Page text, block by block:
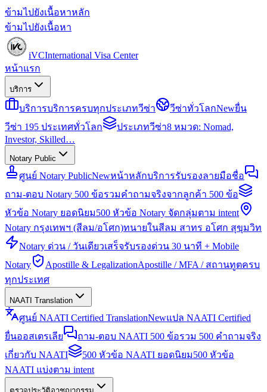
ข้ามไปยังเนื้อหาหลัก
ข้ามไปยังเนื้อหา
iVCInternational Visa Center
หน้าแรก
บริการ
บริการบริการครบทุกประเภทวีซ่า วีซ่าทั่วโลกNewยื่น
วีซ่า 195 ประเทศทั่วโลก
ประเภทวีซ่า8 หมวด: Nomad,
Investor, Skilled…
Notary Public
ศูนย์ Notary PublicNewหน้าหลักบริการรับรองลายมือชื่อ
ถาม-ตอบ Notary 500 ข้อรวมคำถามจริงจากลูกค้า 500 ข้อ
หัวข้อ Notary ยอดนิยม500 หัวข้อ Notary จัดกลุ่มตาม intent
Notary กรุงเทพฯ (สีลม/อโศก)ทนายในสีลม สาทร อโศก สุขุมวิท
Notary ด่วน / วันเดียวเสร็จรับรองด่วน 30 นาที + Mobile
Notary
Apostille & LegalizationApostille / MFA / สถานทูตครบ
ทุกประเทศ
NAATI Translation
ศูนย์ NAATI Certified TranslationNewแปล NAATI Certified
ยื่นออสเตรเลีย
ถาม-ตอบ NAATI 500 ข้อรวม 500 คำถามจริง
เกี่ยวกับ NAATI
500 หัวข้อ NAATI ยอดนิยม500 หัวข้อ
NAATI แบ่งตาม intent